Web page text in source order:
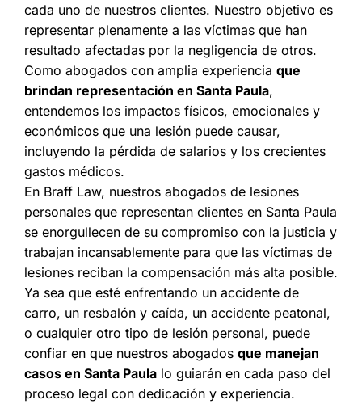
cada uno de nuestros clientes. Nuestro objetivo es
representar plenamente a las víctimas que han
resultado afectadas por la negligencia de otros.
Como abogados con amplia experiencia que
brindan representación en Santa Paula,
entendemos los impactos físicos, emocionales y
económicos que una lesión puede causar,
incluyendo la pérdida de salarios y los crecientes
gastos médicos.
En Braff Law, nuestros abogados de lesiones
personales que representan clientes en Santa Paula
se enorgullecen de su compromiso con la justicia y
trabajan incansablemente para que las víctimas de
lesiones reciban la compensación más alta posible.
Ya sea que esté enfrentando un accidente de
carro, un resbalón y caída, un accidente peatonal,
o cualquier otro tipo de lesión personal, puede
confiar en que nuestros abogados que manejan
casos en Santa Paula lo guiarán en cada paso del
proceso legal con dedicación y experiencia.